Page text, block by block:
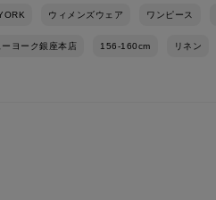
ウィメンズウェア ワンピース
ヨーク銀座本店 156-160cm リネン